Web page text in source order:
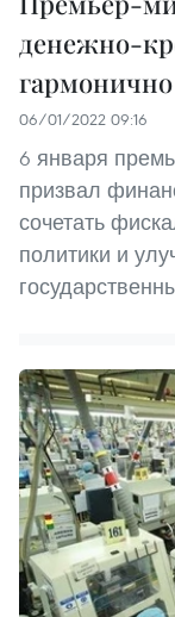
денежно-
гармонично
06/01/2022 09:16
6 января
призвал
сочетать
политики и